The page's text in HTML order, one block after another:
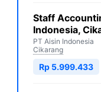
Staff
Indonesia,
PT Aisin Indonesia
Cikarang
Rp 5.999.433